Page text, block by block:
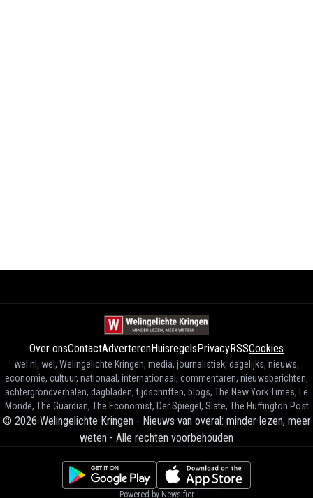
Over onsContactAdverterenHuisregels PrivacyRSSCookies
wel.nl, wel, Welingelichte Kringen, media, journalistiek, dagelijks, nieuws,
economie, cultuur, nationaal, internationaal, commentaren, nieuwsberichten,
achtergrondverhalen, dagbladen, tijdschriften, blogs, The New York Times, Le
Monde, The Guardian, The Economist, Der Spiegel, Slate, The Huffington Post
© 2026 Welingelichte Kringen - Nieuws van overal: minder lezen, meer
weten - Alle rechten voorbehouden
Powered by Newsifier